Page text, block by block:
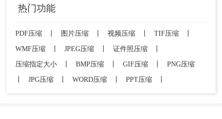
题。
热门功能
PDF压缩 图片压缩 视频压缩 TIF压缩
WMF压缩
JPEG压缩 证件照压缩
压缩指定大小
BMP压缩 GIF压缩
PNG压缩
JPG压缩 WORD压缩 PPT压缩